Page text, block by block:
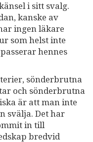
i sitt svalg.
kanske av
ingen läkare
som helst inte
hennes
sönderbrutna
och sönderbrutna
är att man inte
svälja. Det har
in till
bredvid